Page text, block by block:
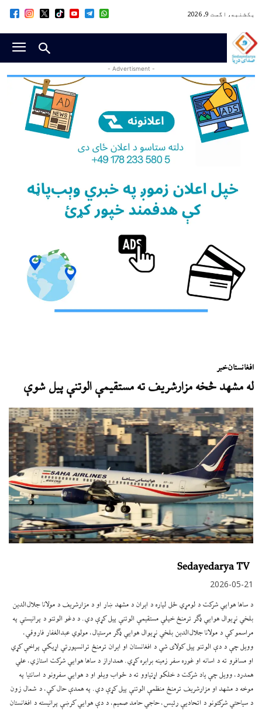
یکشنبه, اگست 9, 2026
- Advertisment -
افغانستانخبر
له مشهد څخه مزارشریف ته مستقیمې الوتنې پیل شوې
Sedayedarya TV
2026-05-21
د ساها هوايي شرکت د لومړي ځل لپاره د ایران د مشهد ښار او د مزارشریف د مولانا جلال‌الدین
بلخي نړیوال هوايي ډګر ترمنځ خپلې مستقیمې الوتنې پیل کړې دي. د دغو الوتنو د پرانیستې په
مراسمو کې د مولانا جلال‌الدین بلخي نړیوال هوايي ډګر مرستیال، مولوي عبدالغفار فاروقي،
وویل چې د دې الوتنو پیل کولای شي د افغانستان او ایران ترمنځ ترانسپورتي اړیکې پراخې کړي
او مسافرو ته د اسانه او غوره سفر زمینه برابره کړي. همداراز د ساها هوايي شرکت استازي، علي
همدرد، وویل چې یاد شرکت د خلکو اړتیاوو ته د ځواب ویلو او د هوايي سفرونو د اسانتیا په
موخه د مشهد او مزارشریف ترمنځ منظمې الوتنې پیل کړې دي. په همدې حال کې، د شمال زون
د سیاحتي شرکتونو د اتحادیې رئیس، حاجي حامد صمیم، د دې هوايي کرښې پرانیسته د افغانستان